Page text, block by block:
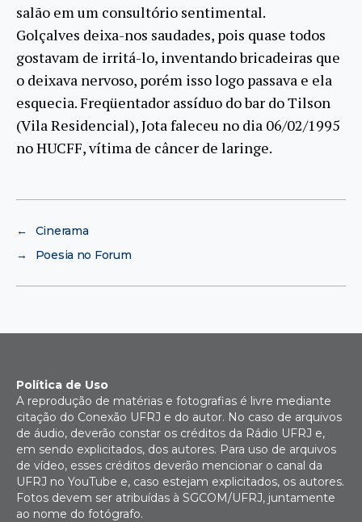
salão em um consultório sentimental.
Golçalves deixa-nos saudades, pois quase todos
gostavam de irritá-lo, inventando bricadeiras que
o deixava nervoso, porém isso logo passava e ela
esquecia. Freqüentador assíduo do bar do Tilson
(Vila Residencial), Jota faleceu no dia 06/02/1995
no HUCFF, vítima de câncer de laringe.
←
Cinerama
→
Poesia no Forum
Política de Uso
A reprodução de matérias e fotografias é livre mediante
citação do Conexão UFRJ e do autor. No caso de arquivos
de áudio, deverão constar os créditos da Rádio UFRJ e,
em sendo explicitados, dos autores. Para uso de arquivos
de vídeo, esses créditos deverão mencionar o canal da
UFRJ no YouTube e, caso estejam explicitados, os autores.
Fotos devem ser atribuídas à SGCOM/UFRJ, juntamente
ao nome do fotógrafo.